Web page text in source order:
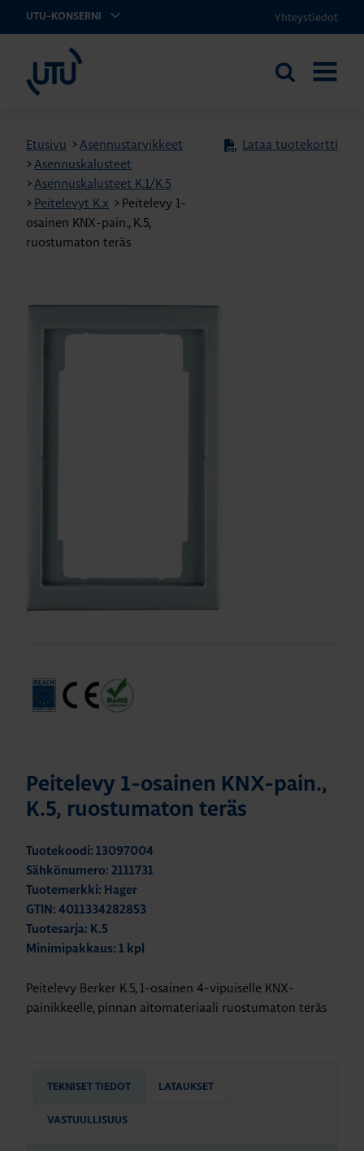
UTU-KONSERNI Yhteystiedot
Etsi
Etusivu >Asennustarvikkeet
>Asennuskalusteet
>Asennuskalusteet K.1/K.5
> Peitelevyt K.x > Peitelevy 1-
osainen KNX-pain., K.5,
ruostumaton teräs
Lataa tuotekortti
Peitelevy 1-osainen KNX-pain.,
K.5, ruostumaton teräs
Tuotekoodi: 13097004
Sähkönumero: 2111731
Tuotemerkki: Hager
GTIN: 4011334282853
Tuotesarja: K.5
Minimipakkaus: 1 kpl
Peitelevy Berker K.5, 1-osainen 4-vipuiselle KNX-
painikkeelle, pinnan aitomateriaali ruostumaton teräs
TEKNISET TIEDOT LATAUKSET
VASTUULLISUUS